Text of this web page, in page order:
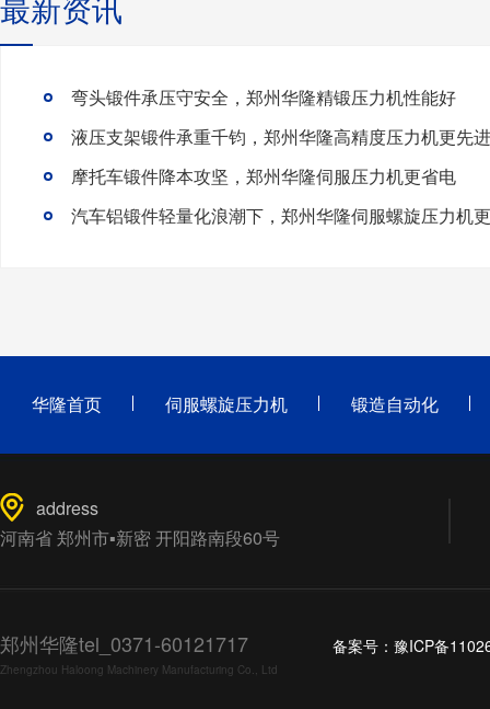
弯头锻件承压守安全，郑州华隆精锻压力机性能好
液压支架锻件承重千钧，郑州华隆高精度压力机更先进
摩托车锻件降本攻坚，郑州华隆伺服压力机更省电
华隆首页 伺服螺旋压力机 锻造自动化
address
河南省 郑州市▪新密 开阳路南段60号
郑州华隆tel_0371-60121717
Zhengzhou Haloong Machinery Manufacturing Co., Ltd
备案号： 豫ICP备